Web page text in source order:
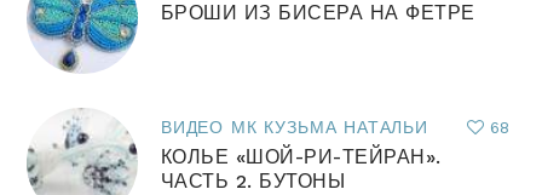
БРОШИ ИЗ БИСЕРА НА ФЕТРЕ
ВИДЕО МК КУЗЬМА НАТАЛЬИ 68
КОЛЬЕ «ШОЙ-РИ-ТЕЙРАН».
ЧАСТЬ 2. БУТОНЫ